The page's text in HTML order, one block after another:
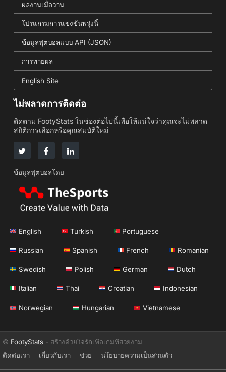
ผลงานเมื่อวาน
โปรแกรมการแข่งขันพรุ่งนี้
ข้อมูลฟุตบอลแบบ API (JSON)
การทายผล
English Site
ไม่พลาดการติดต่อ
ติดตาม FootyStats ในช่องต่อไปนี้เพื่อให้แน่ใจว่าคุณจะไม่พลาด
สถิติการเลือกหรือคุณสมบัติใหม่
ข้อมูลฟุตบอลโดย
English Turkish Portuguese
Russian Spanish French Romanian
Swedish Polish German Dutch
Italian Thai Croatian Indonesian
Norwegian Hungarian Vietnamese
© FootyStats - สร้างด้วยใจรักเพื่อเกมที่สวยงาม
ติดต่อเรา
เกี่ยวกับเรา ช่วย นโยบายความเป็นส่วนตัว